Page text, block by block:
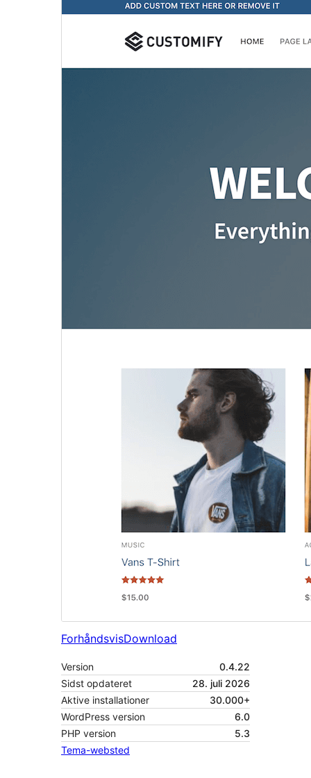
ForhåndsvisDownload
Version
0.4.22
Sidst opdateret
28. juli 2026
Aktive installationer
30.000+
WordPress version
6.0
PHP version
5.3
Tema-websted